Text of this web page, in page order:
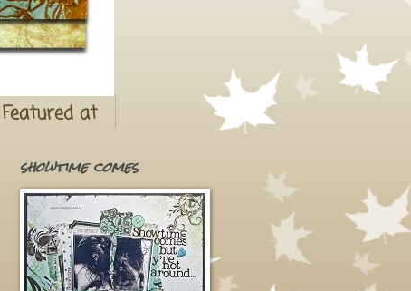
Featured at
showtime comes